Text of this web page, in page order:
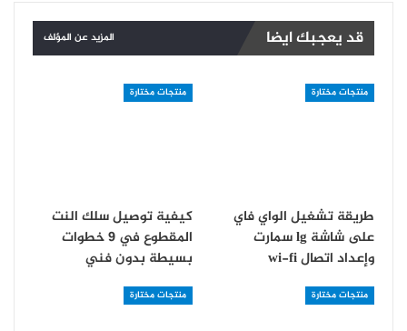
قد يعجبك ايضا المزيد عن المؤلف
منتجات مختارة
طريقة تشغيل الواي فاي
على شاشة lg سمارت
و‏إعداد اتصال wi-fi
منتجات مختارة
كيفية توصيل سلك النت
المقطوع في 9 خطوات
بسيطة بدون فني
منتجات مختارة منتجات مختارة